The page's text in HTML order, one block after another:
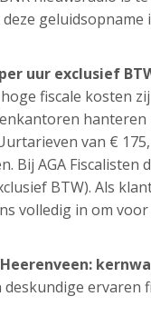
geluidsopname
uur exclusief
fiscale kosten
van €
AGA Fiscalisten
BTW). Als
volledig in om
deskundige